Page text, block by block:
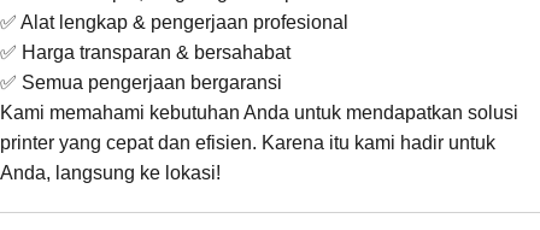
✅ Alat lengkap & pengerjaan profesional
✅ Harga transparan & bersahabat
✅ Semua pengerjaan bergaransi
Kami memahami kebutuhan Anda untuk mendapatkan solusi
printer yang cepat dan efisien. Karena itu kami hadir untuk
Anda, langsung ke lokasi!